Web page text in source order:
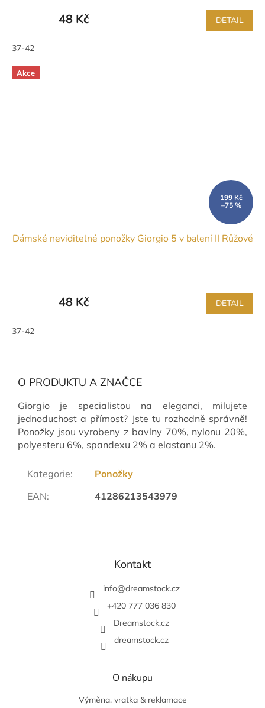
48 Kč DETAIL
37-42
Akce
199 Kč
–75 %
Dámské neviditelné ponožky Giorgio 5 v balení II Růžové
48 Kč DETAIL
37-42
O PRODUKTU A ZNAČCE
Giorgio je specialistou na eleganci, milujete
jednoduchost a přímost? Jste tu rozhodně správně!
Ponožky jsou vyrobeny z bavlny 70%, nylonu 20%,
polyesteru 6%, spandexu 2% a elastanu 2%.
Kategorie:
Ponožky
EAN: 41286213543979
Z
Kontakt
info@dreamstock.cz
+420 777 036 830
Dreamstock.cz
dreamstock.cz
O nákupu
Výměna, vratka & reklamace